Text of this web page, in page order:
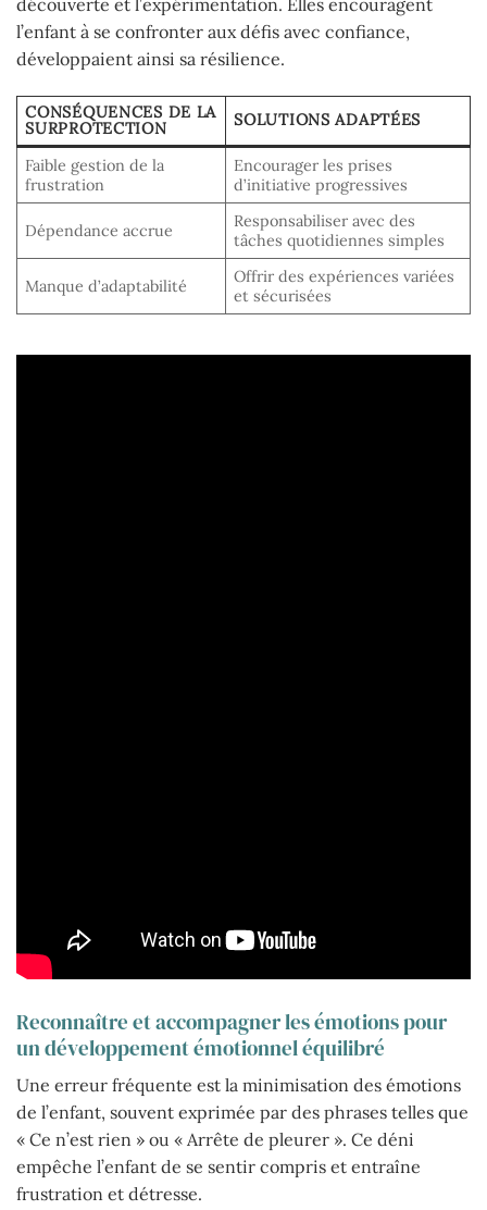
l’enfant à se confronter aux défis avec confiance,
développaient ainsi sa résilience.
CONSÉQUENCES DE LA
SURPROTECTION
SOLUTIONS ADAPTÉES
Faible gestion de la
frustration
Encourager les prises
d’initiative progressives
Dépendance accrue
Responsabiliser avec des
tâches quotidiennes simples
Manque d’adaptabilité
Offrir des expériences variées
et sécurisées
Reconnaître et accompagner les émotions pour
un développement émotionnel équilibré
Une erreur fréquente est la minimisation des émotions
de l’enfant, souvent exprimée par des phrases telles que
« Ce n’est rien » ou « Arrête de pleurer ». Ce déni
empêche l’enfant de se sentir compris et entraîne
frustration et détresse.